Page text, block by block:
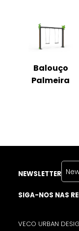
Balouço
Palmeira
NEWSLETTER
SIGA-NOS NAS
VECO URBAN